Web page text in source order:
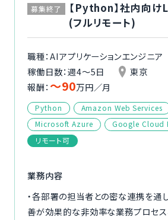
よくある質問
福利厚生
ご利用者様の声
ご利用の流れ
コーディネーター紹介
イベント/マガジン
募集終了
【Python】社内向
(フルリモート)
職種：AIアプリケーションエンジニア
稼働日数：週4〜5日
東京
報酬： 〜90万円／月
Python
Amazon Web Services
Microsoft Azure
Google Cloud
リモート可
業務内容
・各部署の担当者との密な連携を通
善が効果的な非効率な業務プロセ